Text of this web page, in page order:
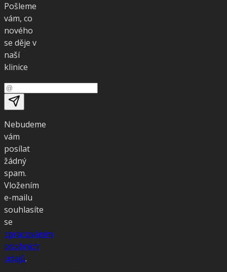
Pošleme
vám, co
nového
se děje v
naší
klinice
Nebudeme
vám
posílat
žádný
spam.
Vložením
e-mailu
souhlasíte
se
zpracováním
osobních
údajů.